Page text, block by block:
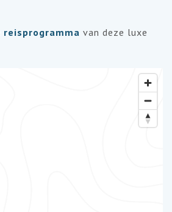
reisprogramma van deze luxe